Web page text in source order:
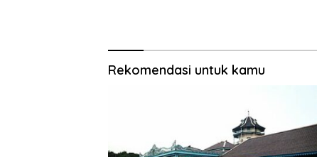
Rekomendasi untuk kamu